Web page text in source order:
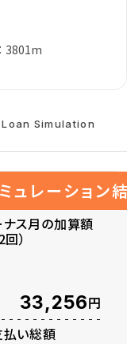
3801m
Loan Simulation
ュレーション
ナス月の加算額
回）
33,256円
払い総額